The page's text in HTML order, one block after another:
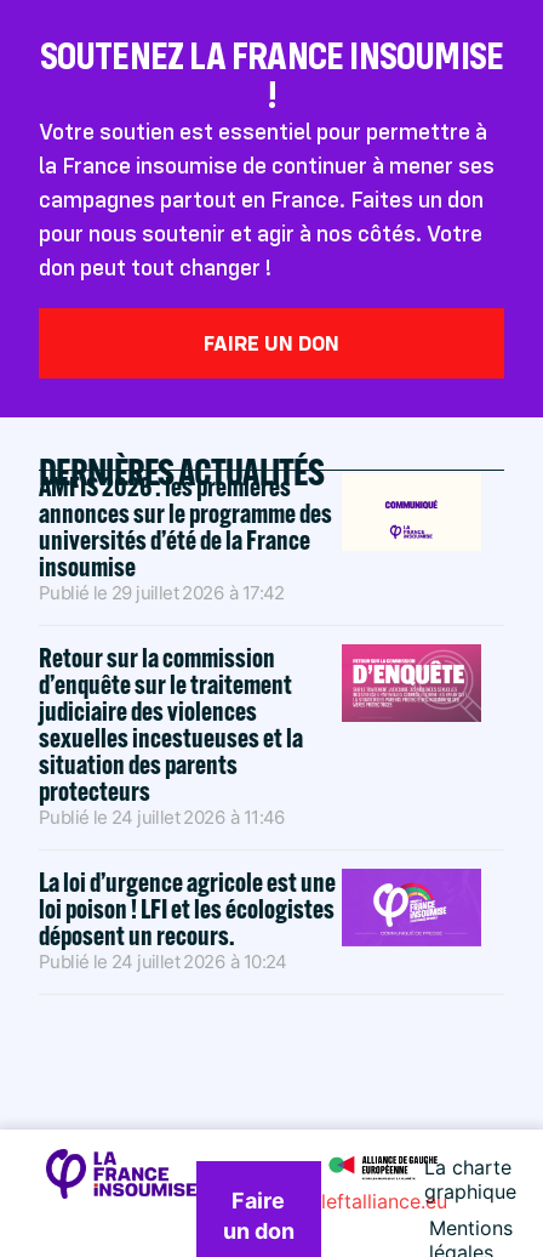
SOUTENEZ LA FRANCE INSOUMISE
!
Votre soutien est essentiel pour permettre à
la France insoumise de continuer à mener ses
campagnes partout en France. Faites un don
pour nous soutenir et agir à nos côtés. Votre
don peut tout changer !
FAIRE UN DON
DERNIÈRES ACTUALITÉS
AMFIS 2026 : les premières
annonces sur le programme des
universités d’été de la France
insoumise
Publié le 29 juillet 2026 à 17:42
Retour sur la commission
d’enquête sur le traitement
judiciaire des violences
sexuelles incestueuses et la
situation des parents
protecteurs
Publié le 24 juillet 2026 à 11:46
La loi d’urgence agricole est une
loi poison ! LFI et les écologistes
déposent un recours.
Publié le 24 juillet 2026 à 10:24
Faire
un don
La charte
graphique
Mentions
légales
leftalliance.eu